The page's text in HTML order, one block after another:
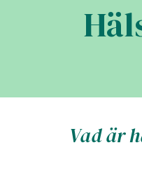
Vad är